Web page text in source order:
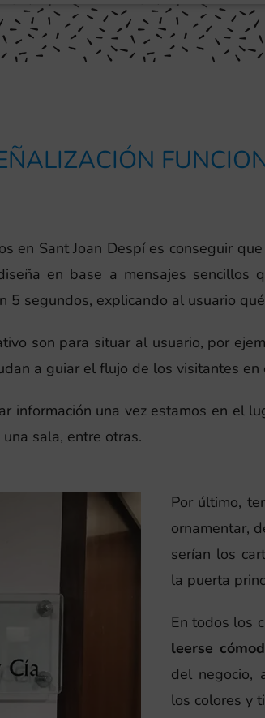
en Sant Joan Despí es conseguir
en base a mensajes sencillos
5 segundos, explicando al usuario
son para situar al usuario, por
a guiar el flujo de los visitantes en
información una vez estamos en el
sala, entre otras.
Por último,
ornamentar,
serían los
la puerta
En todos los
leerse
del negocio,
los colores y